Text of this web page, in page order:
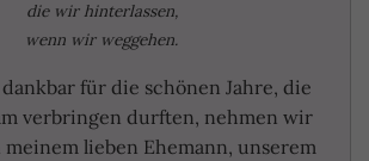
die wir hinterlassen,
wenn wir weggehen.
für die schönen Jahre, die
verbringen durften, nehmen wir
meinem lieben Ehemann, unserem